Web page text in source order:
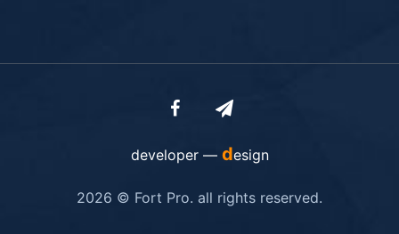
developer — design
2026 © Fort Pro. all rights reserved.